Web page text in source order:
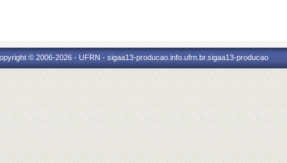
© 2006-2026 - UFRN - sigaa13-producao.info.ufrn.br.sigaa13-producao